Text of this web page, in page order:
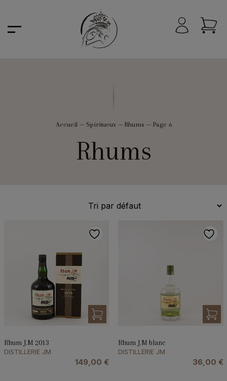
Accueil — Spiritueux— Rhums — Page 6
Rhums
Rhum J.M 2013
DISTILLERIE JM
149,00 €
Rhum J.M blanc
DISTILLERIE JM
36,00 €